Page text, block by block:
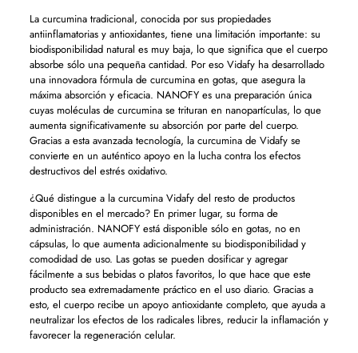
La curcumina tradicional, conocida por sus propiedades
antiinflamatorias y antioxidantes, tiene una limitación importante: su
biodisponibilidad natural es muy baja, lo que significa que el cuerpo
absorbe sólo una pequeña cantidad. Por eso Vidafy ha desarrollado
una innovadora fórmula de curcumina en gotas, que asegura la
máxima absorción y eficacia. NANOFY es una preparación única
cuyas moléculas de curcumina se trituran en nanopartículas, lo que
aumenta significativamente su absorción por parte del cuerpo.
Gracias a esta avanzada tecnología, la curcumina de Vidafy se
convierte en un auténtico apoyo en la lucha contra los efectos
destructivos del estrés oxidativo.
¿Qué distingue a la curcumina Vidafy del resto de productos
disponibles en el mercado? En primer lugar, su forma de
administración. NANOFY está disponible sólo en gotas, no en
cápsulas, lo que aumenta adicionalmente su biodisponibilidad y
comodidad de uso. Las gotas se pueden dosificar y agregar
fácilmente a sus bebidas o platos favoritos, lo que hace que este
producto sea extremadamente práctico en el uso diario. Gracias a
esto, el cuerpo recibe un apoyo antioxidante completo, que ayuda a
neutralizar los efectos de los radicales libres, reducir la inflamación y
favorecer la regeneración celular.